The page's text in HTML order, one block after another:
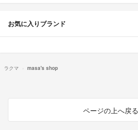
お気に入りブランド
ラクマ masa's shop
ページの上へ戻る